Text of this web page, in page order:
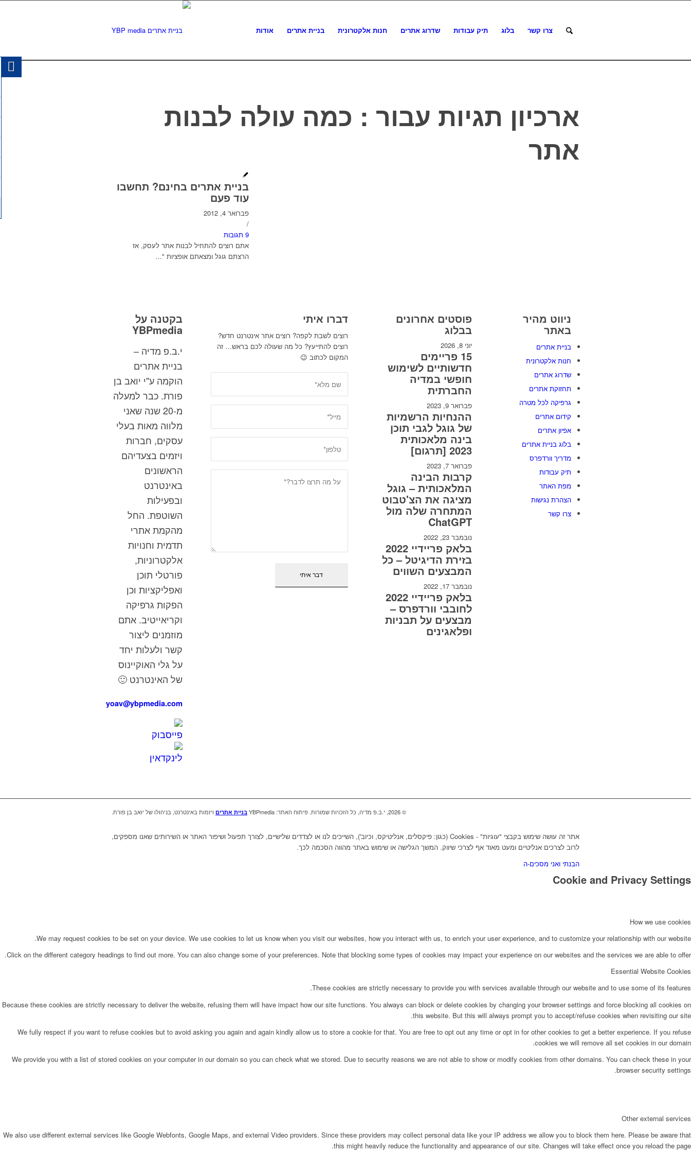
אודות בניית אתרים חנות אלקטרונית שדרוג אתרים תיק עבודות בלוג צרו קשר
ארכיון תגיות עבור : כמה עולה לבנות
אתר
בניית אתרים בחינם? תחשבו
עוד פעם
פברואר 4, 2012
/
9 תגובות
אתם רוצים להתחיל לבנות אתר לעסק, אז
הרצתם גוגל ומצאתם אופציות "…
בקטנה על
YBPmedia
י.ב.פ מדיה –
בניית אתרים
הוקמה ע"י יואב בן
פורת. כבר למעלה
מ-20 שנה שאני
מלווה מאות בעלי
עסקים, חברות
ויזמים בצעדיהם
הראשונים
באינטרנט
ובפעילות
השוטפת. החל
מהקמת אתרי
תדמית וחנויות
אלקטרוניות,
פורטלי תוכן
ואפליקציות וכן
הפקות גרפיקה
וקריאייטיב. אתם
מוזמנים ליצור
קשר ולעלות יחד
על גלי האוקיינוס
של האינטרנט 🙂
yoav@ybpmedia.com
דברו איתי
רוצים לשבת לקפה? רוצים אתר אינטרנט חדש?
רוצים להתייעץ? כל מה שעולה לכם בראש… זה
המקום לכתוב 😉
פוסטים אחרונים
בבלוג
יוני 8, 2026
15 פריימים
חדשותיים לשימוש
חופשי במדיה
החברתית
פברואר 9, 2023
ההנחיות הרשמיות
של גוגל לגבי תוכן
בינה מלאכותית
2023 [תרגום]
פברואר 7, 2023
קרבות הבינה
המלאכותית – גוגל
מציגה את הצ'טבוט
המתחרה שלה מול
ChatGPT
נובמבר 23, 2022
בלאק פריידיי 2022
בזירת הדיגיטל – כל
המבצעים השווים
נובמבר 17, 2022
בלאק פריידיי 2022
לחובבי וורדפרס –
מבצעים על תבניות
ופלאגינים
ניווט מהיר
באתר
בניית אתרים
חנות אלקטרונית
שדרוג אתרים
תחזוקת אתרים
גרפיקה לכל מטרה
קידום אתרים
אפיון אתרים
בלוג בניית אתרים
מדריך וורדפרס
תיק עבודות
מפת האתר
הצהרת נגישות
צרו קשר
© 2026, י.ב.פ מדיה, כל הזכויות שמורות. פיתוח האתר: YBPmedia בניית אתרים ויזמות באינטרנט, בניהולו של יואב בן פורת.
אתר זה עושה שימוש בקבצי "עוגיות" - Cookies (כגון: פיקסלים, אנליטיקס, וכיוב'), השייכים לנו או לצדדים שלישיים, לצורך תפעול ושיפור האתר או השירותים שאנו מספקים,
לרוב לצרכים אנליטיים ומעט מאוד אף לצרכי שיווק. המשך הגלישה או שימוש באתר מהווה הסכמה לכך.
הבנתי ואני מסכים-ה
Cookie and Privacy Settings
How we use cookies
We may request cookies to be set on your device. We use cookies to let us know when you visit our websites, how you interact with us, to enrich your user experience, and to customize your relationship with our website.
Click on the different category headings to find out more. You can also change some of your preferences. Note that blocking some types of cookies may impact your experience on our websites and the services we are able to offer.
Essential Website Cookies
These cookies are strictly necessary to provide you with services available through our website and to use some of its features.
Because these cookies are strictly necessary to deliver the website, refusing them will have impact how our site functions. You always can block or delete cookies by changing your browser settings and force blocking all cookies on
this website. But this will always prompt you to accept/refuse cookies when revisiting our site.
We fully respect if you want to refuse cookies but to avoid asking you again and again kindly allow us to store a cookie for that. You are free to opt out any time or opt in for other cookies to get a better experience. If you refuse
cookies we will remove all set cookies in our domain.
We provide you with a list of stored cookies on your computer in our domain so you can check what we stored. Due to security reasons we are not able to show or modify cookies from other domains. You can check these in your
browser security settings.
Other external services
We also use different external services like Google Webfonts, Google Maps, and external Video providers. Since these providers may collect personal data like your IP address we allow you to block them here. Please be aware that
this might heavily reduce the functionality and appearance of our site. Changes will take effect once you reload the page.